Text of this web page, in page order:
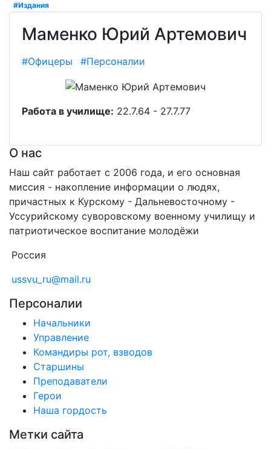
#Издания
Маменко Юрий Артемович
#Офицеры #Персоналии
Работа в училище: 22.7.64 - 27.7.77
О нас
Наш сайт работает с 2006 года, и его основная
миссия - накопление информации о людях,
причастных к Курскому - Дальневосточному -
Уссурийскому суворовскому военному училищу и
патриотическое воспитание молодёжи
Россия
ussvu_ru@mail.ru
Персоналии
Начальники
Управление
Командиры рот, взводов
Старшины
Преподаватели
Герои
Наша гордость
Метки сайта